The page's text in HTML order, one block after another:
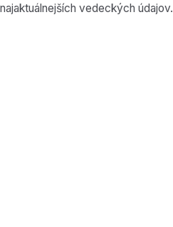
najaktuálnejších vedeckých údajov.